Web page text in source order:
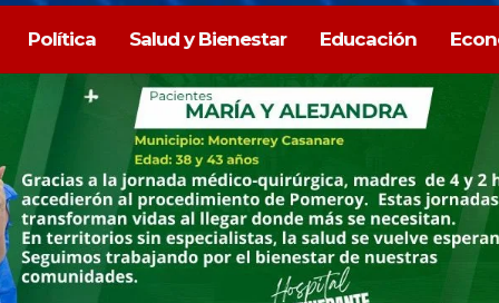
Política Salud y Bienestar Educación